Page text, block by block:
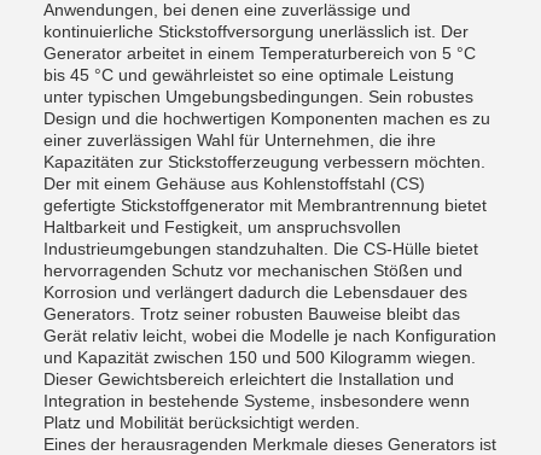
Anwendungen, bei denen eine zuverlässige und
kontinuierliche Stickstoffversorgung unerlässlich ist. Der
Generator arbeitet in einem Temperaturbereich von 5 °C
bis 45 °C und gewährleistet so eine optimale Leistung
unter typischen Umgebungsbedingungen. Sein robustes
Design und die hochwertigen Komponenten machen es zu
einer zuverlässigen Wahl für Unternehmen, die ihre
Kapazitäten zur Stickstofferzeugung verbessern möchten.
Der mit einem Gehäuse aus Kohlenstoffstahl (CS)
gefertigte Stickstoffgenerator mit Membrantrennung bietet
Haltbarkeit und Festigkeit, um anspruchsvollen
Industrieumgebungen standzuhalten. Die CS-Hülle bietet
hervorragenden Schutz vor mechanischen Stößen und
Korrosion und verlängert dadurch die Lebensdauer des
Generators. Trotz seiner robusten Bauweise bleibt das
Gerät relativ leicht, wobei die Modelle je nach Konfiguration
und Kapazität zwischen 150 und 500 Kilogramm wiegen.
Dieser Gewichtsbereich erleichtert die Installation und
Integration in bestehende Systeme, insbesondere wenn
Platz und Mobilität berücksichtigt werden.
Eines der herausragenden Merkmale dieses Generators ist